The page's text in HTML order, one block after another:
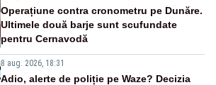
Operațiune contra cronometru pe Dunăre.
Ultimele două barje sunt scufundate
pentru Cernavodă
8 aug. 2026, 18:31
Adio, alerte de poliție pe Waze? Decizia